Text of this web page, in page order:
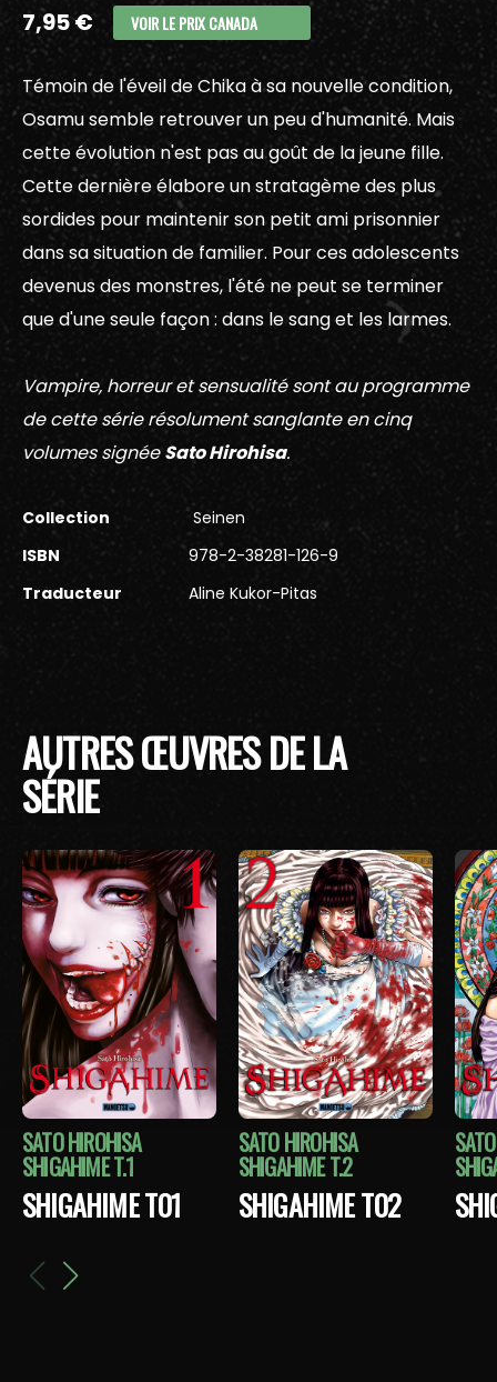
7,95 € VOIR LE PRIX CANADA
Témoin de l'éveil de Chika à sa nouvelle condition,
Osamu semble retrouver un peu d'humanité. Mais
cette évolution n'est pas au goût de la jeune fille.
Cette dernière élabore un stratagème des plus
sordides pour maintenir son petit ami prisonnier
dans sa situation de familier. Pour ces adolescents
devenus des monstres, l'été ne peut se terminer
que d'une seule façon : dans le sang et les larmes.
Vampire, horreur et sensualité sont au programme
de cette série résolument sanglante en cinq
volumes signéeSato Hirohisa.
Collection
Seinen
ISBN
978-2-38281-126-9
Traducteur
Aline Kukor-Pitas
AUTRES ŒUVRES DE LA
SÉRIE
SATO HIROHISA
SHIGAHIME T.1
SHIGAHIME T01
SATO HIROHISA
SHIGAHIME T.2
SHIGAHIME T02